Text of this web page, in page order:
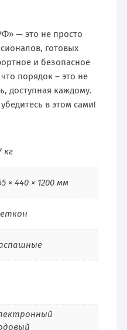
— это не просто
готовых
и безопасное
порядок – это не
доступная каждому.
в этом сами!
кг
× 440 × 1200 мм